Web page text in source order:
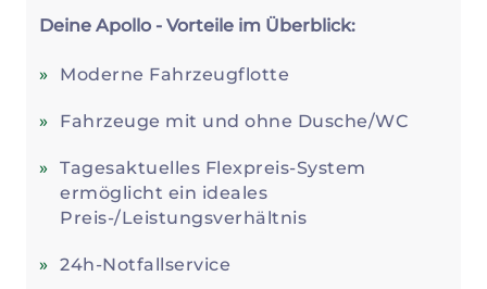
Deine Apollo - Vorteile im Überblick:
Moderne Fahrzeugflotte
Fahrzeuge mit und ohne Dusche/WC
Tagesaktuelles Flexpreis-System
ermöglicht ein ideales
Preis-/Leistungsverhältnis
24h-Notfallservice